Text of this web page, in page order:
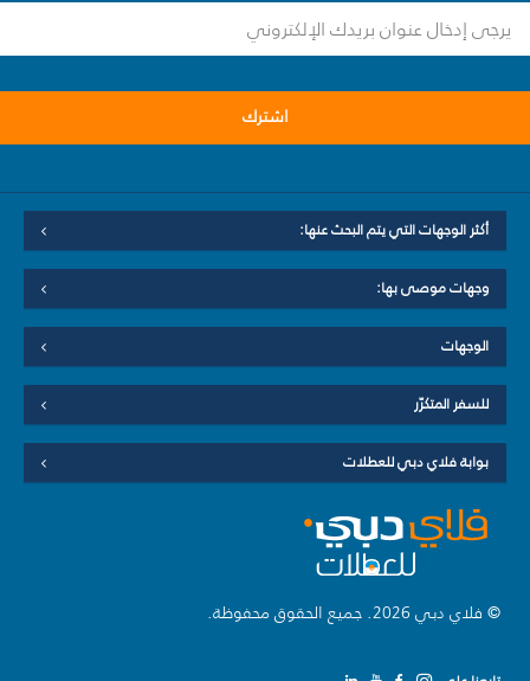
اشترك
أكثر الوجهات التي يتم البحث عنها:
وجهات موصى بها:
الوجهات
للسفر المتكرّر
بوابة فلاي دبي للعطلات
© فلاي دبي 2026. جميع الحقوق محفوظة.